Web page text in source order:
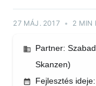
27 MÁJ. 2017 • 2 MIN
Partner:
Skanzen)
Fejlesztés